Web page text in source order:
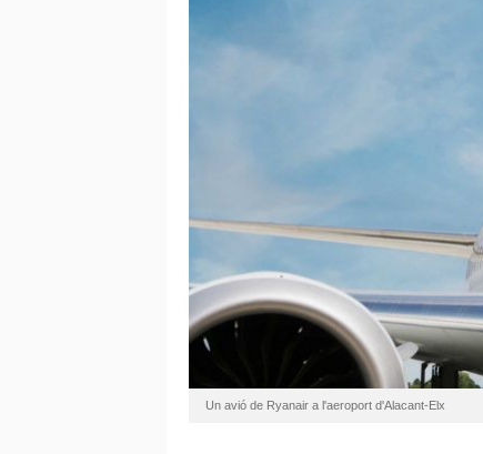
Un avió de Ryanair a l'aeroport d'Alacant-Elx